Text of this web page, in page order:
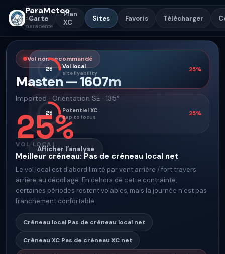
ParaMeteo
Prévision
parapente
Carte
Plan
XC
Sites Favoris Télécharger
Vol non recommandé
Masten —1607m
Imported · Orientation SE · 135°
25%
VOL LOCAL
Meilleur créneau: Pas de créneau local net
Le vol local est d’abord limité par vent arrière / fort travers
arrière au décollage. En dehors de cette contrainte,
certaines périodes restent volables, mais la journée n’est pas
franchement confortable.
Créneau local Pas de créneau local net
Créneau XC Pas de créneau XC net
25 Vol local
site flyability 25%
25 Potentiel XC
tap to focus 25%
Afficher l’analyse